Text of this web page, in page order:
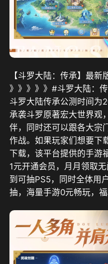
【斗罗大陆：传承】最新
》》》》》#斗罗大陆：
斗罗大陆传承公测时间为
承袭斗罗原著宏大世界观
伴，同时还可以跟各大宗
作战。如果玩家们想要下
下载，该平台提供的手游
1元开通会员，月月领取
到可抽PS5，同时全体用
抽，海量手游0元畅玩，福